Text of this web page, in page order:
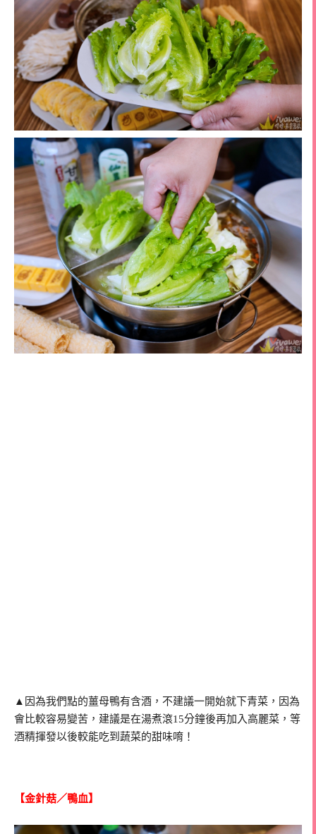
▲因為我們點的薑母鴨有含酒，不建議一開始就下青菜，因為
會比較容易變苦，建議是在湯煮滾15分鐘後再加入高麗菜，等
酒精揮發以後較能吃到蔬菜的甜味唷！
【金針菇／鴨血】